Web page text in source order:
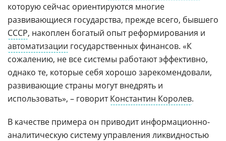
которую сейчас ориентируются многие
развивающиеся государства, прежде всего, бывшего
СССР, накоплен богатый опыт реформирования и
автоматизации государственных финансов. «К
сожалению, не все системы работают эффективно,
однако те, которые себя хорошо зарекомендовали,
развивающие страны могут внедрять и
использовать», – говоритКонстантин Королев.
В качестве примера он приводит информационно-
аналитическую систему управления ликвидностью